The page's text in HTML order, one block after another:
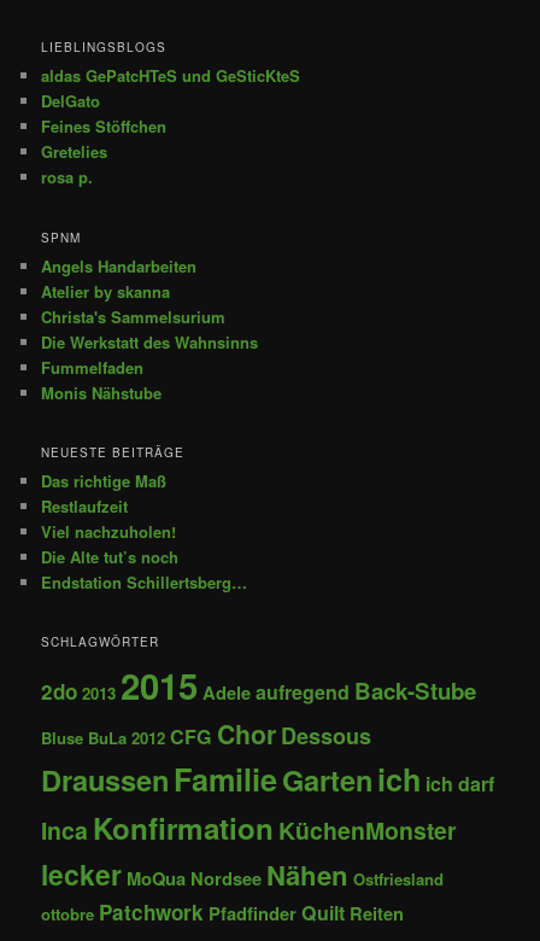
LIEBLINGSBLOGS
aldas GePatcHTeS und GeSticKteS
DelGato
Feines Stöffchen
Gretelies
rosa p.
SPNM
Angels Handarbeiten
Atelier by skanna
Christa's Sammelsurium
Die Werkstatt des Wahnsinns
Fummelfaden
Monis Nähstube
NEUESTE BEITRÄGE
Das richtige Maß
Restlaufzeit
Viel nachzuholen!
Die Alte tut’s noch
Endstation Schillertsberg…
SCHLAGWÖRTER
2do 2013 2015 Adeleaufregend Back-Stube
Bluse BuLa 2012 CFG ChorDessous
Draussen FamilieGartenich ich darf
Inca Konfirmation KüchenMonster
lecker MoQua Nordsee Nähen Ostfriesland
ottobre Patchwork PfadfinderQuilt Reiten